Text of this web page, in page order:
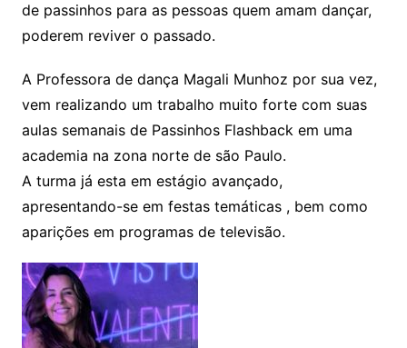
de passinhos para as pessoas quem amam dançar,
poderem reviver o passado.
A Professora de dança Magali Munhoz por sua vez,
vem realizando um trabalho muito forte com suas
aulas semanais de Passinhos Flashback em uma
academia na zona norte de são Paulo.
A turma já esta em estágio avançado,
apresentando-se em festas temáticas , bem como
aparições em programas de televisão.